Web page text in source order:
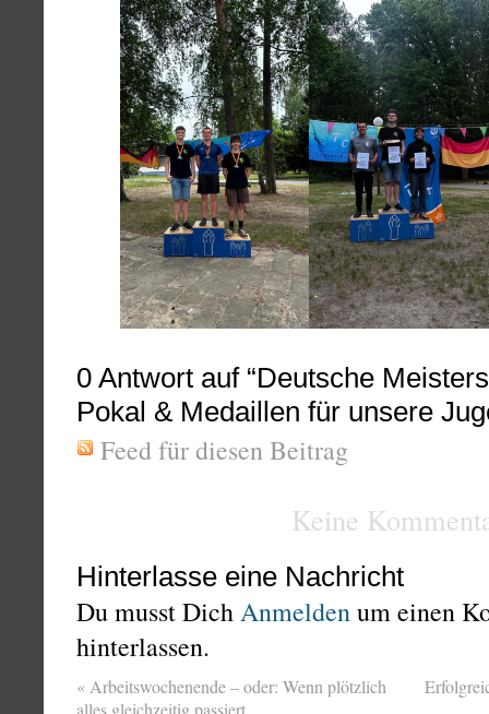
0 Antwort auf “Deutsche
Pokal & Medaillen für unsere
Feed für diesen Beitrag
Keine
Hinterlasse eine Nachricht
Du musst DichAnmeldenum einen
hinterlassen.
« Arbeitswochenende – oder: Wenn plötzlich
alles gleichzeitig passiert